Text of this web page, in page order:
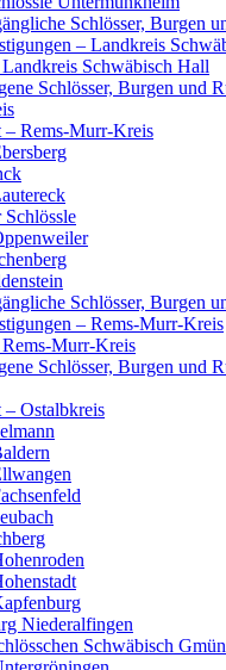
Schlösser, Burgen
– Landkreis
Schwäbisch Hall
Schlösser, Burgen und
– Rems-Murr-Kreis
Schlösser, Burgen
– Rems-Murr-Kreis
Murr-Kreis
Schlösser, Burgen und
– Ostalbkreis
Niederalfingen
Schwäbisch